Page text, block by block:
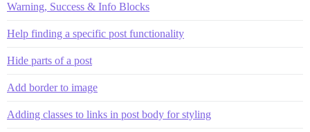
Warning, Success & Info Blocks
Help finding a specific post functionality
Hide parts of a post
Add border to image
Adding classes to links in post body for styling